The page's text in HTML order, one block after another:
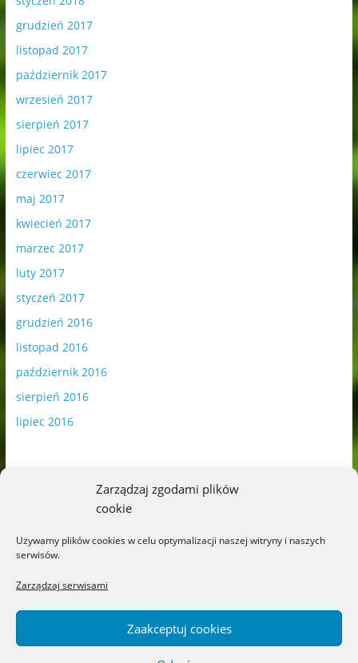
Zarządzaj zgodami plików
cookie
Używamy plików cookies w celu optymalizacji naszej witryny i naszych
serwisów.
Zarządzaj serwisami
Zaakceptuj cookies
grudzień 2017
listopad 2017
październik 2017
wrzesień 2017
sierpień 2017
lipiec 2017
czerwiec 2017
maj 2017
kwiecień 2017
marzec 2017
luty 2017
styczeń 2017
grudzień 2016
listopad 2016
październik 2016
sierpień 2016
lipiec 2016